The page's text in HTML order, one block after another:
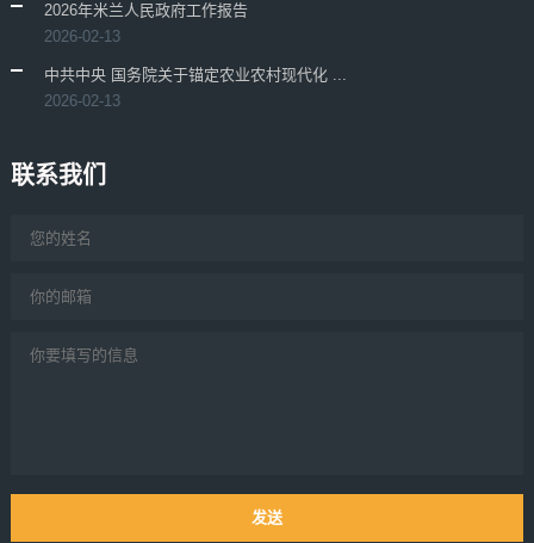
2026年米兰人民政府工作报告
2026-02-13
中共中央 国务院关于锚定农业农村现代化 ...
2026-02-13
联系我们
发送